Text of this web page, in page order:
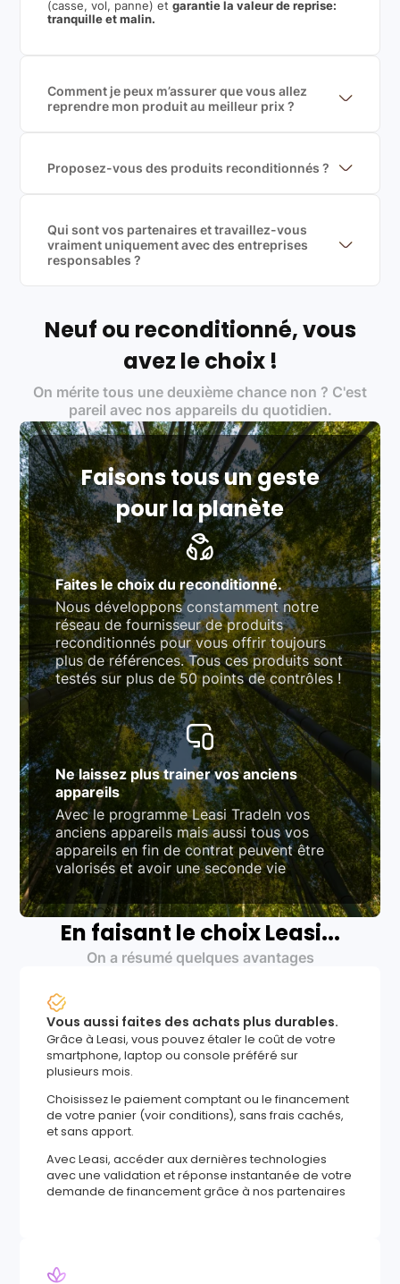
(casse, vol, panne) etgarantie la valeur de reprise:
tranquille et malin.
Comment je peux m’assurer que vous allez
reprendre mon produit au meilleur prix ?
garantir le meilleur prix de rachat. De plus, nous
sommes rémunéré à la commission sur la valeur de
Proposez-vous des produits reconditionnés ?
produits officiels de grandes marques et du
reconditionné de haute qualité
Qui sont vos partenaires et travaillez-vous
vraiment uniquement avec des entreprises
responsables ?
Labels environnementaux & qualité de nos partenaires
traitement des déchets électroniques (DEEE)
Produits testés et vérifiés selon des standards
rigoureux (80 à 100 points de contrôle en
fonction des produits)
Respect des normes RAEE, RoHS, et du
référentiel QualiRepar (bonus réparation)
Neuf ou reconditionné, vous
avez le choix !
On mérite tous une deuxième chance non ? C'est
pareil avec nos appareils du quotidien.
Faisons tous un geste
pour la planète
Faites le choix du reconditionné.
Nous développons constamment notre
réseau de fournisseur de produits
reconditionnés pour vous offrir toujours
plus de références. Tous ces produits sont
testés sur plus de 50 points de contrôles !
Ne laissez plus trainer vos anciens
appareils
Avec le programme Leasi TradeIn vos
anciens appareils mais aussi tous vos
appareils en fin de contrat peuvent être
valorisés et avoir une seconde vie
En faisant le choix Leasi...
On a résumé quelques avantages
Vous aussi faites des achats plus durables.
Grâce à Leasi, vous pouvez étaler le coût de votre
smartphone, laptop ou console préféré sur
plusieurs mois.
Choisissez le paiement comptant ou le financement
de votre panier (voir conditions), sans frais cachés,
et sans apport.
Avec Leasi, accéder aux dernières technologies
avec une validation et réponse instantanée de votre
demande de financement grâce à nos partenaires